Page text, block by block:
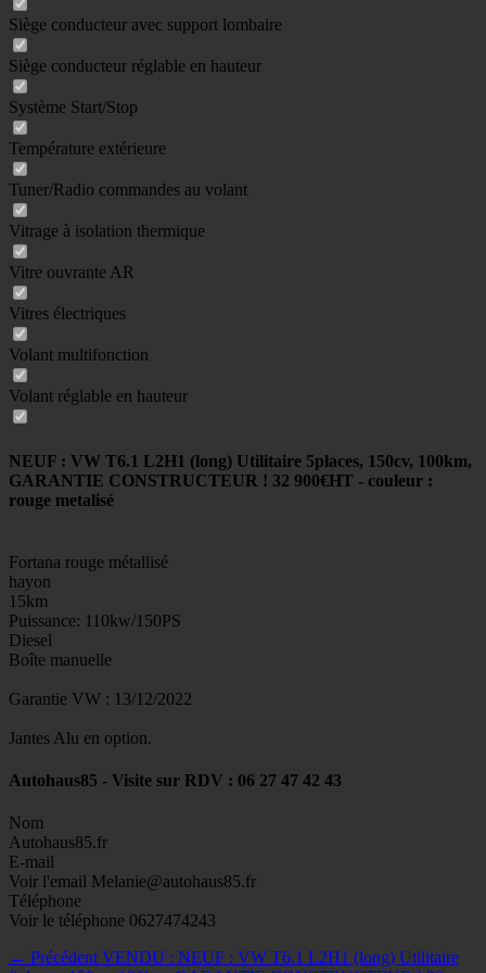
Siège conducteur avec support lombaire
Siège conducteur réglable en hauteur
Système Start/Stop
Température extérieure
Tuner/Radio commandes au volant
Vitrage à isolation thermique
Vitre ouvrante AR
Vitres électriques
Volant multifonction
Volant réglable en hauteur
NEUF : VW T6.1 L2H1 (long) Utilitaire 5places, 150cv, 100km,
GARANTIE CONSTRUCTEUR ! 32 900€HT - couleur :
rouge metalisé
Fortana rouge métallisé
hayon
15km
Puissance: 110kw/150PS
Diesel
Boîte manuelle
Garantie VW : 13/12/2022
Jantes Alu en option.
Autohaus85 - Visite sur RDV : 06 27 47 42 43
Nom
Autohaus85.fr
E-mail
Voir l'email Melanie@autohaus85.fr
Téléphone
Voir le téléphone 0627474243
Navigation
← Précédent Article
VENDU : NEUF : VW T6.1 L2H1 (long) Utilitaire